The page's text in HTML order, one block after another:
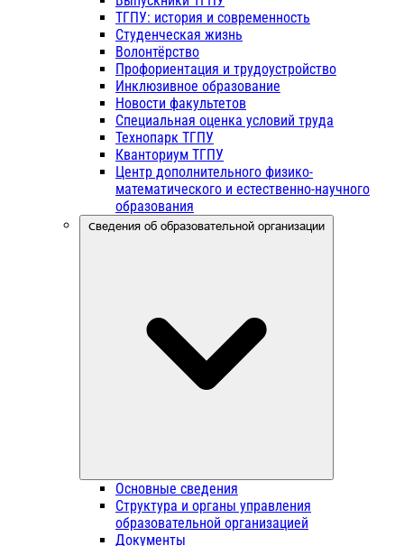
ТГПУ: история и современность
Студенческая жизнь
Волонтёрство
Профориентация и трудоустройство
Инклюзивное образование
Новости факультетов
Специальная оценка условий труда
Технопарк ТГПУ
Кванториум ТГПУ
Центр дополнительного физико-
математического и естественно-научного
образования
Сведения об образовательной организации
Основные сведения
Структура и органы управления
образовательной организацией
Документы